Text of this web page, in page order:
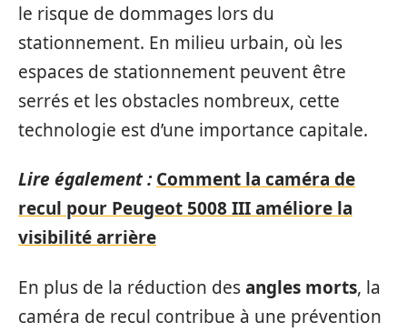
le risque de dommages lors du
stationnement. En milieu urbain, où les
espaces de stationnement peuvent être
serrés et les obstacles nombreux, cette
technologie est d’une importance capitale.
Lire également : Comment la caméra de
recul pour Peugeot 5008 III améliore la
visibilité arrière
En plus de la réduction desangles morts, la
caméra de recul contribue à une prévention